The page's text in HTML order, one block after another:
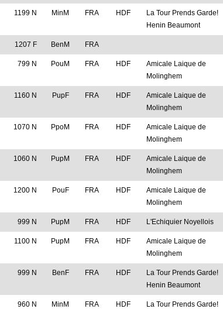
1199 N MinM FRA HDF
La Tour Prends Garde!
Henin Beaumont
1207 F BenM FRA
799 N PouM FRA HDF
Amicale Laique de
Molinghem
1160 N PupF FRA HDF
Amicale Laique de
Molinghem
1070 N PpoM FRA HDF
Amicale Laique de
Molinghem
1060 N PupM FRA HDF
Amicale Laique de
Molinghem
1200 N PouF FRA HDF
Amicale Laique de
Molinghem
999 N PupM FRA HDF L'Echiquier Noyellois
1100 N PupM FRA HDF
Amicale Laique de
Molinghem
999 N BenF FRA HDF
La Tour Prends Garde!
Henin Beaumont
960 N MinM FRA HDF
La Tour Prends Garde!